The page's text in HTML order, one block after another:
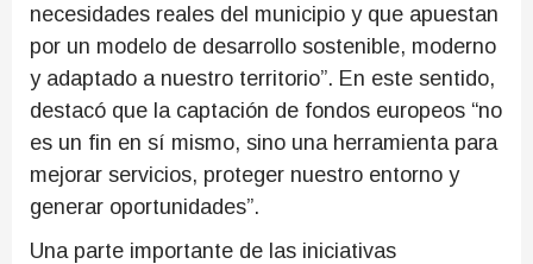
necesidades reales del municipio y que apuestan
por un modelo de desarrollo sostenible, moderno
y adaptado a nuestro territorio”. En este sentido,
destacó que la captación de fondos europeos “no
es un fin en sí mismo, sino una herramienta para
mejorar servicios, proteger nuestro entorno y
generar oportunidades”.
Una parte importante de las iniciativas